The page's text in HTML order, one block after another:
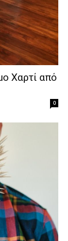
Χαρτί από
0